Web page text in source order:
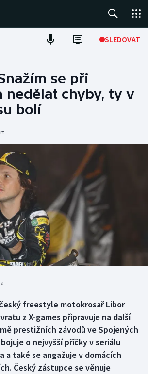
SLEDOVAT
se při
nedělat chyby, ty v
bolí
freestyle motokrosař Libor
z X-games připravuje na další
prestižních závodů ve Spojených
o nejvyšší příčky v seriálu
a také se angažuje v domácích
Český zástupce se věnuje